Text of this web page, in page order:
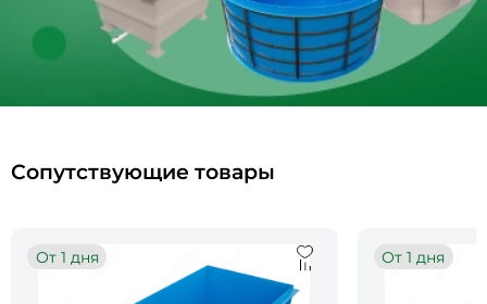
Сопутствующие товары
От 1 дня От 1 дня